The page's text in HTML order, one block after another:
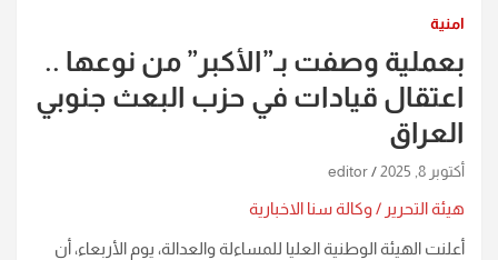
امنية
بعملية وصفت بـ”الأكبر” من نوعها ..
اعتقال قيادات في حزب البعث جنوبي
العراق
أكتوبر 8, 2025 editor
هيئة التحرير / وكالة سنا الاخبارية
أعلنت الهيئة الوطنية العليا للمساءلة والعدالة، يوم الأربعاء، أن